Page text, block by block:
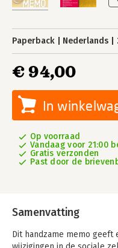
Paperback Nederlands
€ 94,00
In
Op voorraad
Vandaag voor 21:00
Gratis verzonden
Past door de
Samenvatting
Dit handzame memo